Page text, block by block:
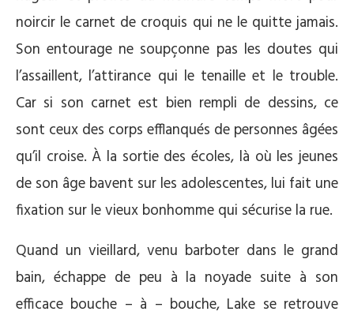
noircir le carnet de croquis qui ne le quitte jamais.
Son entourage ne soupçonne pas les doutes qui
l’assaillent, l’attirance qui le tenaille et le trouble.
Car si son carnet est bien rempli de dessins, ce
sont ceux des corps efflanqués de personnes âgées
qu’il croise. À la sortie des écoles, là où les jeunes
de son âge bavent sur les adolescentes, lui fait une
fixation sur le vieux bonhomme qui sécurise la rue.
Quand un vieillard, venu barboter dans le grand
bain, échappe de peu à la noyade suite à son
efficace bouche – à – bouche, Lake se retrouve